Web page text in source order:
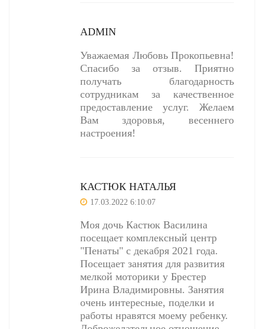
ADMIN
Уважаемая Любовь Прокопьевна!
Спасибо за отзыв. Приятно
получать благодарность
сотрудникам за качественное
предоставление услуг. Желаем
Вам здоровья, весеннего
настроения!
КАСТЮК НАТАЛЬЯ
17.03.2022 6:10:07
Моя дочь Кастюк Василина
посещает комплексный центр
"Пенаты" с декабря 2021 года.
Посещает занятия для развития
мелкой моторики у Брестер
Ирина Владимировны. Занятия
очень интересные, поделки и
работы нравятся моему ребенку.